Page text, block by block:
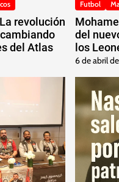
revolución
del Atlas
Futbol
del
los
6 de abril